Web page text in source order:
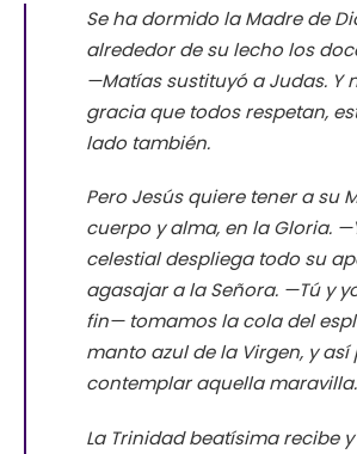
Se ha dormido la Madre de
alrededor de su lecho los
—Matías sustituyó a Judas. Y
gracia que todos respetan,
lado también.
Pero Jesús quiere tener a su
cuerpo y alma, en la Gloria.
celestial despliega todo su
agasajar a la Señora. —Tú y
fin— tomamos la cola del
manto azul de la Virgen, y
contemplar aquella maravilla.
La Trinidad beatísima recibe